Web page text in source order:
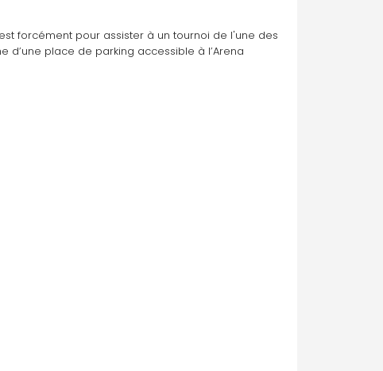
forcément pour assister à un tournoi de l'une des
place de parking accessible à l’Arena